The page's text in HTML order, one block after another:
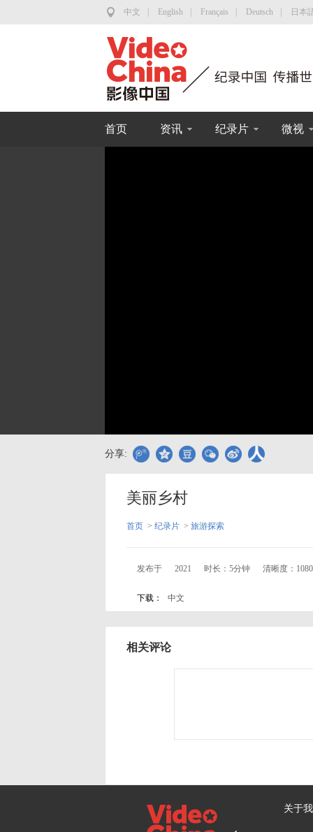
中文 English Français Deutsch 日本
首页 资讯 纪录片 微视
分享:
美丽乡村
首页 > 纪录片 > 旅游探索
发布于 2021 时长：5分钟 清晰度：
下载： 中文
相关评论
关于